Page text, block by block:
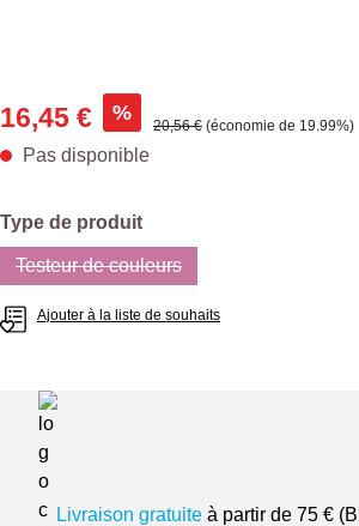
16,45 € % Prix régulier :
20,56 € (économie de 19.99%)
Pas disponible
Sélectionnez
Type de produit
Testeur de couleurs
Ajouter à la liste de souhaits
Livraison gratuite à partir de 75 €